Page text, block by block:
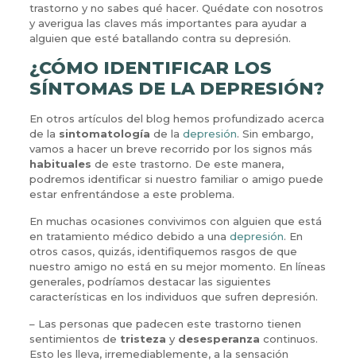
trastorno y no sabes qué hacer. Quédate con nosotros
y averigua las claves más importantes para ayudar a
alguien que esté batallando contra su depresión.
¿CÓMO IDENTIFICAR LOS
SÍNTOMAS DE LA DEPRESIÓN?
En otros artículos del blog hemos profundizado acerca
de la sintomatología de la depresión. Sin embargo,
vamos a hacer un breve recorrido por los signos más
habituales de este trastorno. De este manera,
podremos identificar si nuestro familiar o amigo puede
estar enfrentándose a este problema.
En muchas ocasiones convivimos con alguien que está
en tratamiento médico debido a una depresión. En
otros casos, quizás, identifiquemos rasgos de que
nuestro amigo no está en su mejor momento. En líneas
generales, podríamos destacar las siguientes
características en los individuos que sufren depresión.
– Las personas que padecen este trastorno tienen
sentimientos de tristeza y desesperanza continuos.
Esto les lleva, irremediablemente, a la sensación